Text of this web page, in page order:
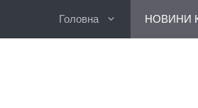
Головна НОВИНИ